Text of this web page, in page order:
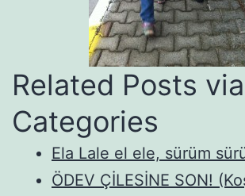
Related Posts via
Categories
Ela Lale el ele, sürüm
ÖDEV ÇİLESİNE SON!